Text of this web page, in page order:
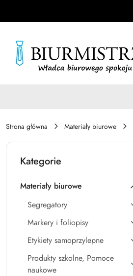
Strona główna Materiały biurowe
Kategorie
Materiały biurowe
Segregatory
Markery i foliopisy
Etykiety samoprzylepne
Produkty szkolne, Pomoce
naukowe